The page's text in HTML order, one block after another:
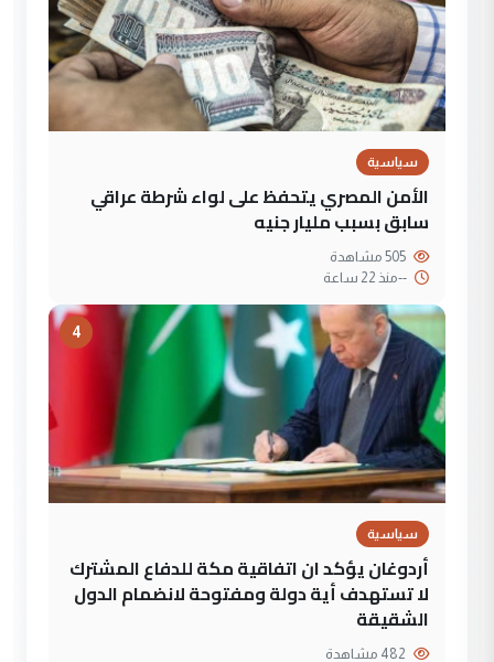
سياسية
الأمن المصري يتحفظ على لواء شرطة عراقي
سابق بسبب مليار جنيه
--منذ 22 ساعة
4
سياسية
أردوغان يؤكد ان اتفاقية مكة للدفاع المشترك
لا تستهدف أية دولة ومفتوحة لانضمام الدول
الشقيقة